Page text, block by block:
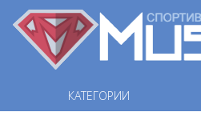
КАТЕГОРИИ